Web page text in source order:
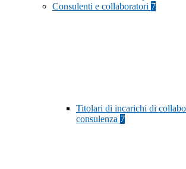
Consulenti e collaboratori 7
Titolari di incarichi di
consulenza 7